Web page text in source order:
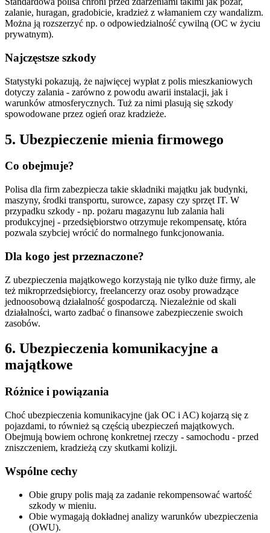
zalanie, huragan, gradobicie, kradzież z włamaniem czy wandalizm.
Można ją rozszerzyć np. o odpowiedzialność cywilną (OC w życiu
prywatnym).
Najczęstsze szkody
Statystyki pokazują, że najwięcej wypłat z polis mieszkaniowych
dotyczy zalania - zarówno z powodu awarii instalacji, jak i
warunków atmosferycznych. Tuż za nimi plasują się szkody
spowodowane przez ogień oraz kradzieże.
5. Ubezpieczenie mienia firmowego
Co obejmuje?
Polisa dla firm zabezpiecza takie składniki majątku jak budynki,
maszyny, środki transportu, surowce, zapasy czy sprzęt IT. W
przypadku szkody - np. pożaru magazynu lub zalania hali
produkcyjnej - przedsiębiorstwo otrzymuje rekompensatę, która
pozwala szybciej wrócić do normalnego funkcjonowania.
Dla kogo jest przeznaczone?
Z ubezpieczenia majątkowego korzystają nie tylko duże firmy, ale
też mikroprzedsiębiorcy, freelancerzy oraz osoby prowadzące
jednoosobową działalność gospodarczą. Niezależnie od skali
działalności, warto zadbać o finansowe zabezpieczenie swoich
zasobów.
6. Ubezpieczenia komunikacyjne a
majątkowe
Różnice i powiązania
Choć ubezpieczenia komunikacyjne (jak OC i AC) kojarzą się z
pojazdami, to również są częścią ubezpieczeń majątkowych.
Obejmują bowiem ochronę konkretnej rzeczy - samochodu - przed
zniszczeniem, kradzieżą czy skutkami kolizji.
Wspólne cechy
Obie grupy polis mają za zadanie rekompensować wartość
szkody w mieniu.
Obie wymagają dokładnej analizy warunków ubezpieczenia
(OWU).